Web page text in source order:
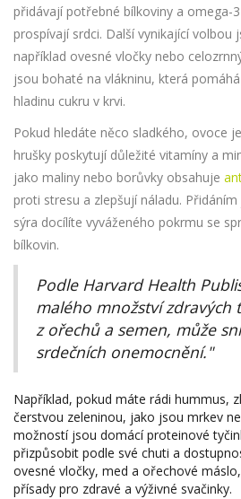
přidávají potřebné bílkoviny a omega-
prospívají srdci. Další vynikající volbou
například ovesné vločky nebo
jsou bohaté na vlákninu, která
hladinu cukru v krvi.
Pokud hledáte něco sladkého, ovoce
hrušky poskytují důležité vitamíny a
jako maliny nebo borůvky obsahuje
proti stresu a zlepšují náladu.
sýra docílíte vyváženého pokrmu se
bílkovin.
Podle Harvard Health
malého množství zdravých
z ořechů a semen, může
srdečních onemocnění."
Například, pokud máte rádi hummus,
čerstvou zeleninou, jako jsou mrkev
možností jsou domácí proteinové
přizpůsobit podle své chuti a
ovesné vločky, med a ořechové
přísady pro zdravé a výživné svačinky.